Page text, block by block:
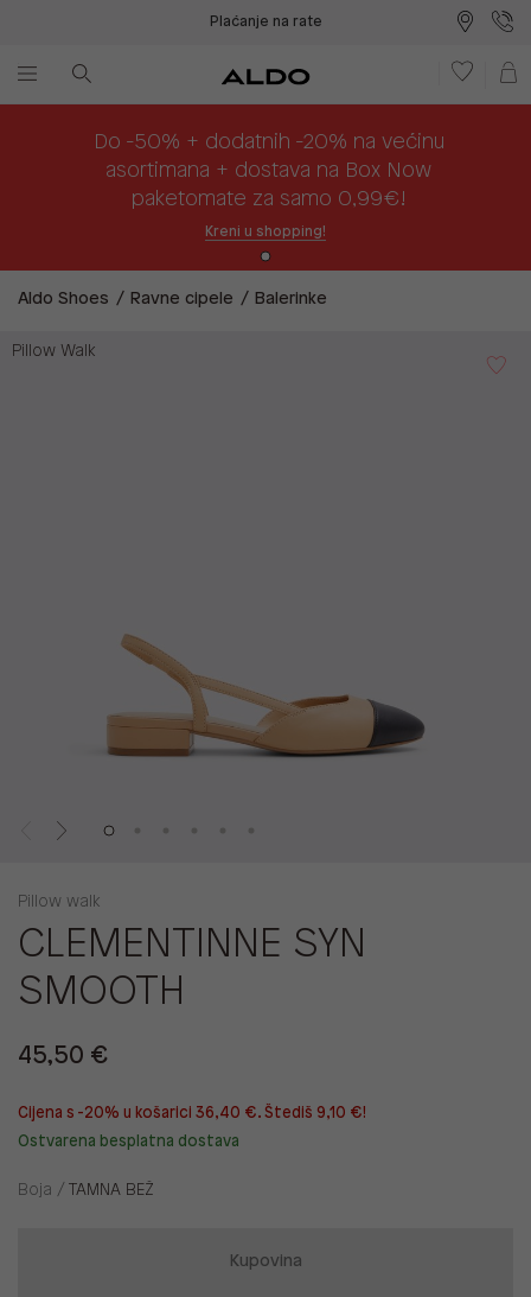
Plaćanje na rate
Do -50% + dodatnih -20% na većinu
asortimana + dostava na Box Now
paketomate za samo 0,99€!
Kreni u shopping!
Aldo Shoes Ravne cipele Balerinke
Pillow Walk
Pillow walk
CLEMENTINNE SYN
SMOOTH
45,50 €
Cijena s -20% u košarici 36,40 €. Štediš 9,10 €!
Ostvarena besplatna dostava
Boja / TAMNA BEŽ
Kupovina